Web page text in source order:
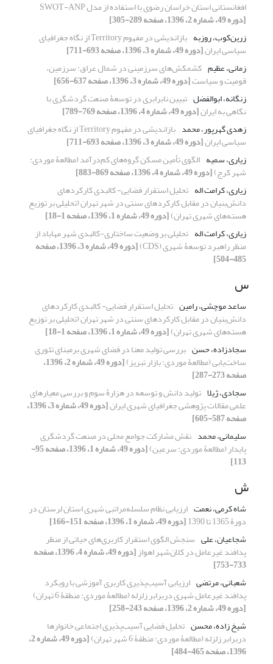
افغانستانی استان خراسان رضوی با استفاده از مدل SWOT-ANP
[دوره 49، شماره 2، 1396، صفحه 289-305]
زرین‌کوب، روزبه
بازاندیشی در مفهوم Territory از نگاه جغرافیای
سیاسی ایران[دوره 49، شماره 3، 1396، صفحه 693-711]
زمانی، عظیم کشمکش‌های سرزمینی در شمال عراق: سرزمین،
قومیت و سیاست[دوره 49، شماره 3، 1396، صفحه 637-656]
زنگانه، ابوالفضل تبیین نابرابری در توسعۀ صنعت گردشگری با
نگاهی به ایران[دوره 49، شماره 4، 1396، صفحه 769-789]
زهدی گهرپور، محمد
بازاندیشی در مفهوم Territory از نگاه جغرافیای
سیاسی ایران[دوره 49، شماره 3، 1396، صفحه 693-711]
زیاری، سمیه الگوی تأمین مسکن گروه‌های کم‌درآمد (مطالعۀ موردی:
شهر کرج)[دوره 49، شماره 4، 1396، صفحه 869-883]
زیاری، کرامت اله تحلیل استقرار فضایی- کالبدی کارکردهای
دانش‌بنیان در مقابل کارکردهای سنتی در شهر تهران (تحلیلی بر توزیع
هسته‌های شهری تهران)[دوره 49، شماره 1، 1396، صفحه 1-18]
زیاری، کرامت اله تحلیلی بر وضعیت ساختاری-کالبدی شهر مهاباد از
منظر راهبرد توسعۀ شهری (CDS) [دوره 49، شماره 3، 1396، صفحه
485-504]
س
ساعد موچشی، رامین تحلیل استقرار فضایی- کالبدی کارکردهای
دانش‌بنیان در مقابل کارکردهای سنتی در شهر تهران (تحلیلی بر توزیع
هسته‌های شهری تهران)[دوره 49، شماره 1، 1396، صفحه 1-18]
سجادزاده، حسن بررسی تولید معنا در فضای شهری برمبنای تئوری
ساخت‌یابی (مطالعۀ موردی: بازار تبریز) [دوره 49، شماره 2، 1396،
صفحه 273-287]
سجادی، ژیلا تولید دانش و توسعه در هزارۀ سوم و بررسی معیارهای
علمی مقالات پژوهشی جغرافیای شهری ایران [دوره 49، شماره 3، 1396،
صفحه 587-605]
سلیمانی، محمد نقش مشارکت جوامع محلی در صنعت گردشگری
پایدار (مطالعۀ موردی: سرعین) [دوره 49، شماره 1، 1396، صفحه 95-
113]
ش
شاه کرمی، نعمت ارزیابی نظام سلسله‌مراتبی شهری استان لرستان در
دورۀ 1365 تا 1390
[دوره 49، شماره 1، 1396، صفحه 151-166]
شجاعیان، علی سنجش الگوی استقرار کاربری‌های حیاتی از منظر
پدافند غیرعامل در کلان‌شهر اهواز [دوره 49، شماره 4، 1396، صفحه
733-753]
شعبانی، مرتضی ارزیابی آسیب‌پذیری کاربری آموزشی با رویکرد
پدافند غیرعامل شهری دربرابر زلزله (مطالعۀ موردی: منطقۀ 6 تهران)
[دوره 49، شماره 2، 1396، صفحه 243-258]
شیخ زاده، محسن تحلیل فضایی آسیب‌پذیری اجتماعی خانوارها
دربرابر زلزله (مطالعۀ موردی: منطقۀ 6 شهر تهران) [دوره 49، شماره 2،
1396، صفحه 465-484]